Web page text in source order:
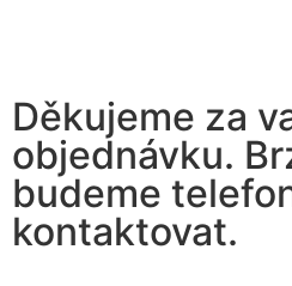
Děkujeme za
objednávku.
budeme
kontaktovat.